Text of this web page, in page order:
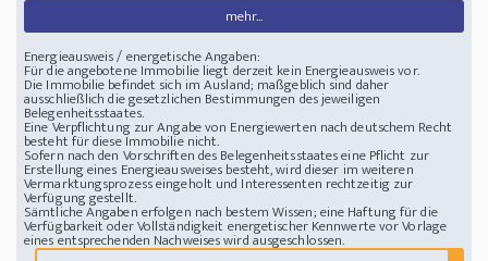
mehr...
Energieausweis / energetische Angaben:
Für die angebotene Immobilie liegt derzeit kein Energieausweis vor.
Die Immobilie befindet sich im Ausland; maßgeblich sind daher
ausschließlich die gesetzlichen Bestimmungen des jeweiligen
Belegenheitsstaates.
Eine Verpflichtung zur Angabe von Energiewerten nach deutschem Recht
besteht für diese Immobilie nicht.
Sofern nach den Vorschriften des Belegenheitsstaates eine Pflicht zur
Erstellung eines Energieausweises besteht, wird dieser im weiteren
Vermarktungsprozess eingeholt und Interessenten rechtzeitig zur
Verfügung gestellt.
Sämtliche Angaben erfolgen nach bestem Wissen; eine Haftung für die
Verfügbarkeit oder Vollständigkeit energetischer Kennwerte vor Vorlage
eines entsprechenden Nachweises wird ausgeschlossen.